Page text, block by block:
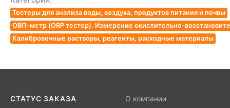
Тестеры для анализа воды, воздуха, продуктов питания и почвы
ОВП-метр (ORP тестер). Измерение окислительно-
Калибровочные растворы, реагенты, расходные материалы
СТАТУС ЗАКАЗА О компании